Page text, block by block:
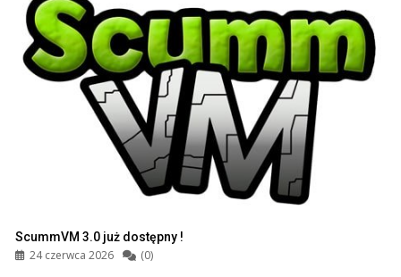
ScummVM 3.0 już dostępny !
24 czerwca 2026 (0)